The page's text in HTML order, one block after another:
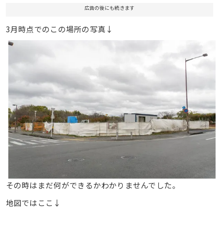
広告の後にも続きます
3月時点でのこの場所の写真↓
その時はまだ何ができるかわかりませんでした。
地図ではここ↓